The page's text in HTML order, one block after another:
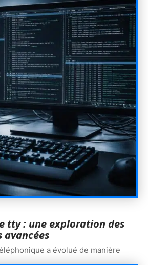
tty : une exploration des
a évolué de manière